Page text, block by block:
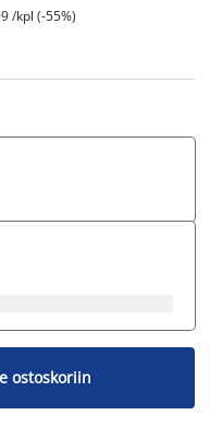
/kpl (-55%)
ostoskoriin